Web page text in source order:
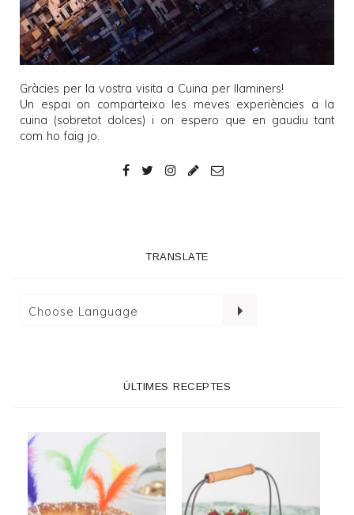
Gràcies per la vostra visita a Cuina per llaminers!
Un espai on comparteixo les meves experiències a la
cuina (sobretot dolces) i on espero que en gaudiu tant
com ho faig jo.
TRANSLATE
ÚLTIMES RECEPTES